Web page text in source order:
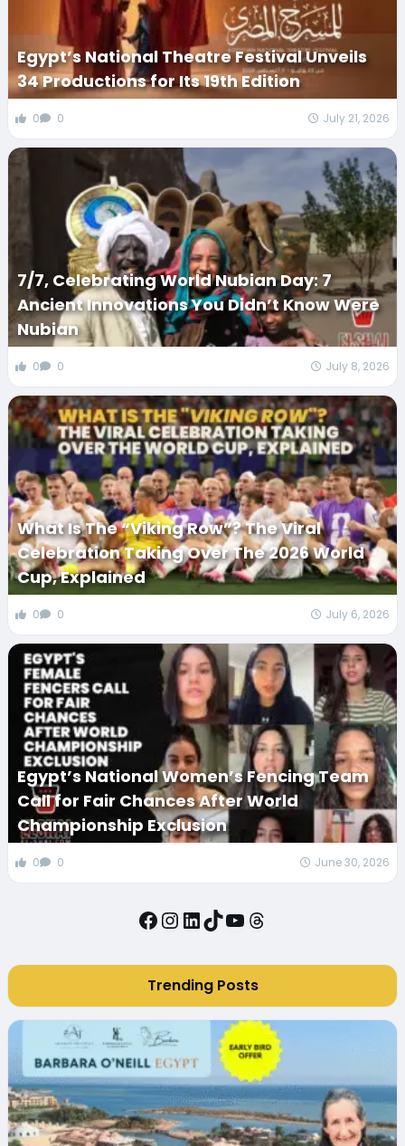
Egypt’s National Theatre Festival Unveils
34 Productions for Its 19th Edition
0 0 July 21, 2026
7/7, Celebrating World Nubian Day: 7
Ancient Innovations You Didn’t Know Were
Nubian
0 0 July 8, 2026
What Is The “Viking Row”? The Viral
Celebration Taking Over The 2026 World
Cup, Explained
0 0 July 6, 2026
Egypt’s National Women’s Fencing Team
Call for Fair Chances After World
Championship Exclusion
0 0 June 30, 2026
Facebook
Instagram
LinkedIn
TikTok
YouTube
Threads
Trending Posts